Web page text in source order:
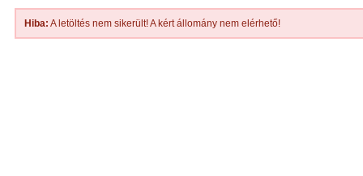
Hiba: A letöltés nem sikerült! A kért állomány nem elérhető!